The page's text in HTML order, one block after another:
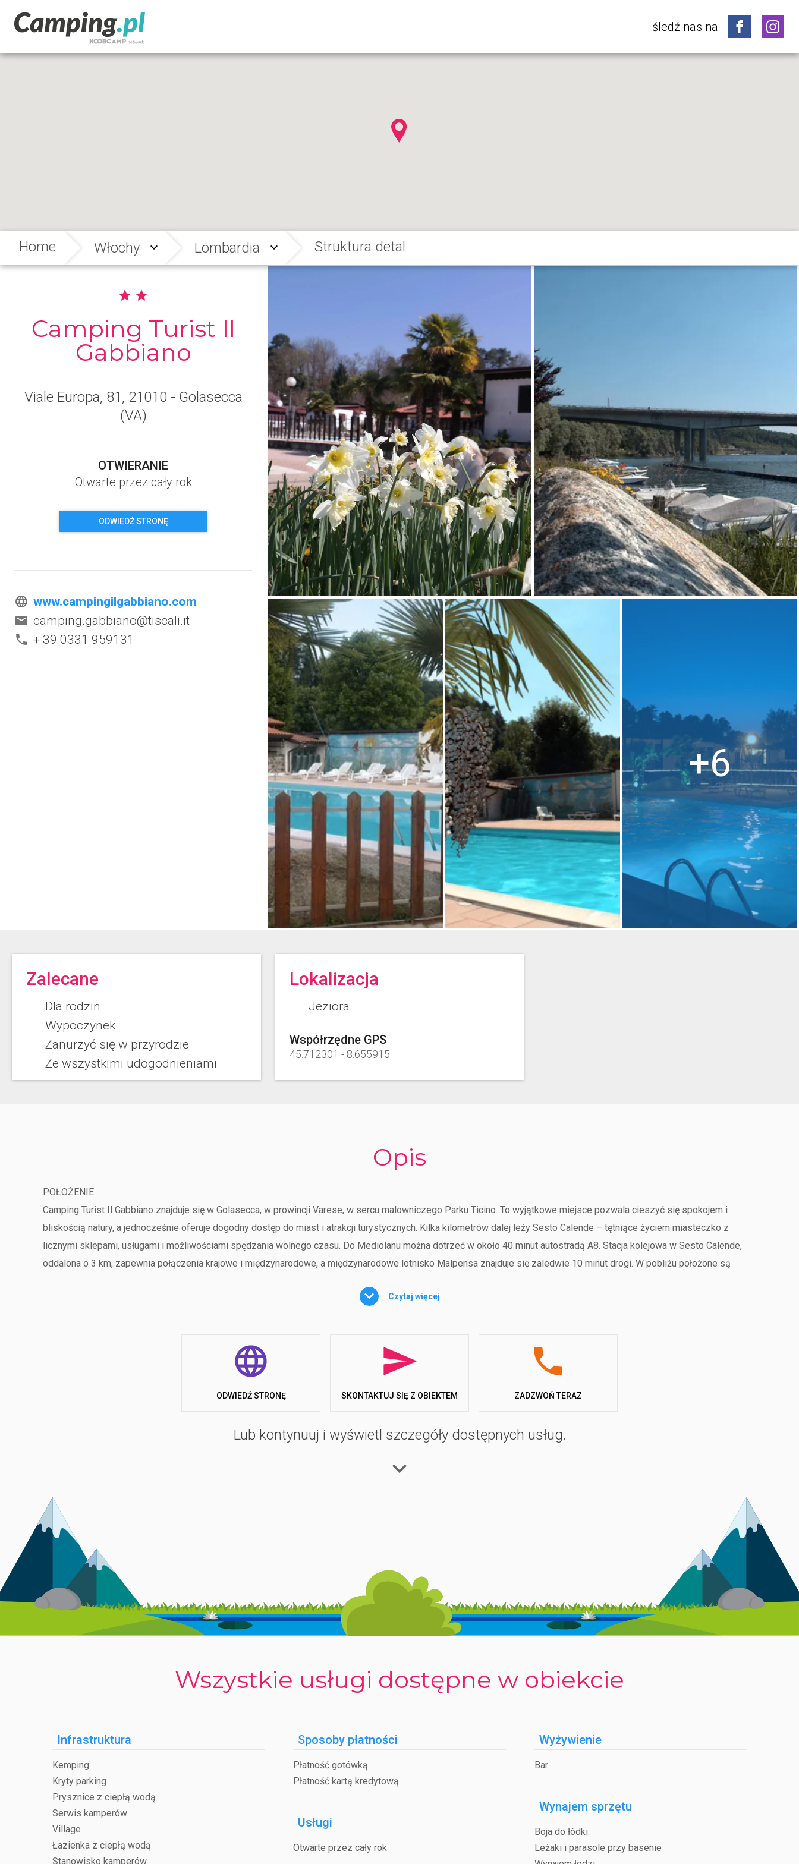
śledź nas na
Home Włochy Lombardia Struktura detal
Camping Turist Il
Gabbiano
Viale Europa, 81 , 21010 - Golasecca
(VA)
OTWIERANIE
Otwarte przez cały rok
ODWIEDŹ STRONĘ
www.campingilgabbiano.com
camping.gabbiano@tiscali.it
+ 39 0331 959131
Zalecane
Dla rodzin
Wypoczynek
Zanurzyć się w przyrodzie
Ze wszystkimi udogodnieniami
Lokalizacja
Jeziora
Współrzędne GPS
45.712301 - 8.655915
Opis
POŁOŻENIE
Camping Turist Il Gabbiano znajduje się w Golasecca, w prowincji Varese, w sercu malowniczego Parku Ticino. To wyjątkowe miejsce pozwala cieszyć się spokojem i
bliskością natury, a jednocześnie oferuje dogodny dostęp do miast i atrakcji turystycznych. Kilka kilometrów dalej leży Sesto Calende – tętniące życiem miasteczko z
licznymi sklepami, usługami i możliwościami spędzania wolnego czasu. Do Mediolanu można dotrzeć w około 40 minut autostradą A8. Stacja kolejowa w Sesto Calende,
oddalona o 3 km, zapewnia połączenia krajowe i międzynarodowe, a międzynarodowe lotnisko Malpensa znajduje się zaledwie 10 minut drogi. W pobliżu położone są
Park Ticino wzdłuż rzek i kanałów. Z prywatnej przystani campingu można wyruszyć w rejs po jeziorze Maggiore aż do szwajcarskich brzegów.
Obiekt oferuje różne opcje pobytu. Przestronne, trawiaste parcele przeznaczone są dla kamperów, przyczep kempingowych i namiotów. Można je rezerwować na krótsze,
średnie lub dłuższe pobyty; dostępna jest również pełna obsługa serwisowa dla kamperów. Dla osób poszukujących większego komfortu przygotowano bungalowy. Mogą
one pomieścić do 4 osób i składają się z salonu z rozkładaną sofą, w pełni wyposażonej kuchni z lodówką, zlewem i kuchenką, sypialni dwuosobowej lub z dwoma łóżkami
organizowane są tu wieczory tematyczne, turnieje karciane, bilard, piłkarzyki oraz animacje. Dodatkowo dostępne są obiekty sportowe i rekreacyjne, takie jak boisko do gry
w bule, stoły do ping-ponga, piłkarzyki i stół bilardowy. Goście mogą korzystać z zarezerwowanego parkingu. Camping posiada również dobrze rozwiniętą infrastrukturę
wodną: oferuje miejsca cumownicze na podstawie umów miesięcznych lub rocznych, przechowywanie łodzi oraz nielimitowany dostęp do pływających pomostów. Osoby
korzystające z umów abonamentowych mają prawo do pełnego dostępu do wszystkich usług obiektu.
AKTYWNOŚCI I ROZRYWKA
W miesiącach letnich, zwłaszcza w lipcu i sierpniu, organizowane są programy animacyjne w ciągu dnia i wieczorem, zarówno dla dorosłych, jak i dla dzieci, obejmujące
różnorodne zajęcia dla całych rodzin. Okolica sprzyja także aktywnemu wypoczynkowi: spacery po Parku Ticino, przejażdżki rowerowe po 80-kilometrowej trasie, rejsy
łodzią z prywatnej przystani po jeziorze Maggiore czy chwile relaksu w otoczeniu wyjątkowej przyrody. Połączenie ciszy, natury i atrakcji sprawia, że Camping Il Gabbiano
Czytaj więcej
ODWIEDŹ STRONĘ SKONTAKTUJ SIĘ Z OBIEKTEM ZADZWOŃ TERAZ
Lub kontynuuj i wyświetl szczegóły dostępnych usług.
Wszystkie usługi dostępne w obiekcie
Infrastruktura
Kemping
Kryty parking
Prysznice z ciepłą wodą
Serwis kamperów
Village
Łazienka z ciepłą wodą
Stanowisko kamperów
Sposoby płatności
Płatność gotówką
Płatność kartą kredytową
Usługi
Otwarte przez cały rok
Wyżywienie
Bar
Wynajem sprzętu
Boja do łódki
Leżaki i parasole przy basenie